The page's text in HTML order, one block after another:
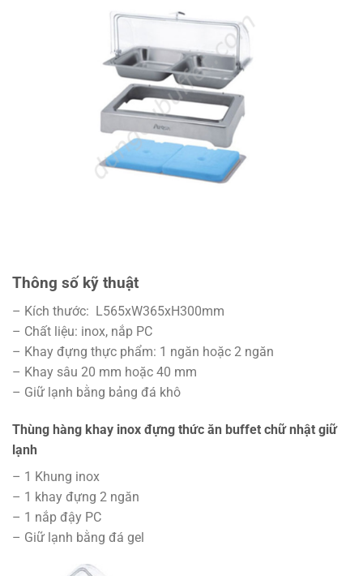
Thông số kỹ thuật
– Kích thước: L565xW365xH300mm
– Chất liệu: inox, nắp PC
– Khay đựng thực phẩm: 1 ngăn hoặc 2 ngăn
– Khay sâu 20 mm hoặc 40 mm
– Giữ lạnh bằng bảng đá khô
Thùng hàng khay inox đựng thức ăn buffet chữ nhật giữ
lạnh
– 1 Khung inox
– 1 khay đựng 2 ngăn
– 1 nắp đậy PC
– Giữ lạnh bằng đá gel